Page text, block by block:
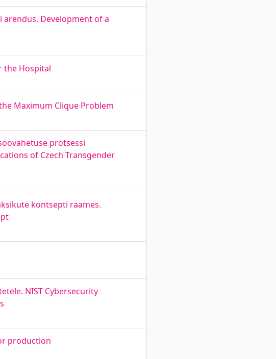
Development of a
the Hospital
Maximum Clique Problem
protsessi
of Czech Transgender
kontsepti raames.
NIST Cybersecurity
production